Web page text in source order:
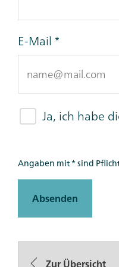
E-Mail
Ja, ich habe
Angaben mit * sind
Absenden